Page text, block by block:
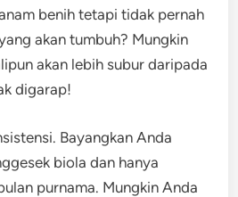
benih tetapi tidak pernah
akan tumbuh? Mungkin
akan lebih subur daripada
digarap!
Bayangkan Anda
biola dan hanya
purnama. Mungkin Anda